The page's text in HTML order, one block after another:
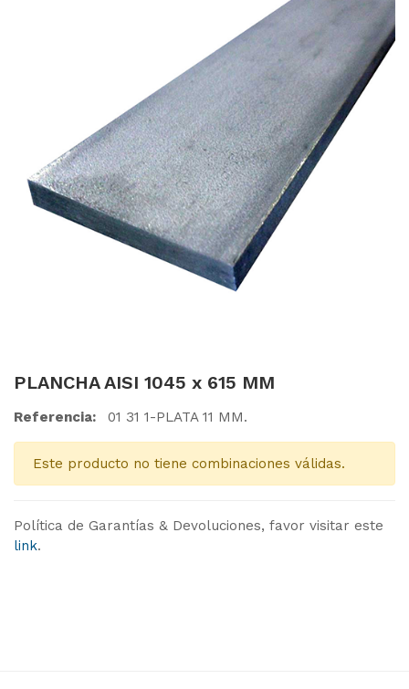
PLANCHA AISI 1045 x 615 MM
Referencia: 01 31 1-PLATA 11 MM.
Este producto no tiene combinaciones válidas.
Política de Garantías & Devoluciones, favor visitar este
link.